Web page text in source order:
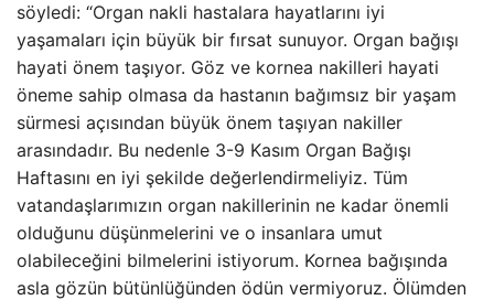
söyledi: “Organ nakli hastalara hayatlarını iyi
yaşamaları için büyük bir fırsat sunuyor. Organ bağışı
hayati önem taşıyor. Göz ve kornea nakilleri hayati
öneme sahip olmasa da hastanın bağımsız bir yaşam
sürmesi açısından büyük önem taşıyan nakiller
arasındadır. Bu nedenle 3-9 Kasım Organ Bağışı
Haftasını en iyi şekilde değerlendirmeliyiz. Tüm
vatandaşlarımızın organ nakillerinin ne kadar önemli
olduğunu düşünmelerini ve o insanlara umut
olabileceğini bilmelerini istiyorum. Kornea bağışında
asla gözün bütünlüğünden ödün vermiyoruz. Ölümden